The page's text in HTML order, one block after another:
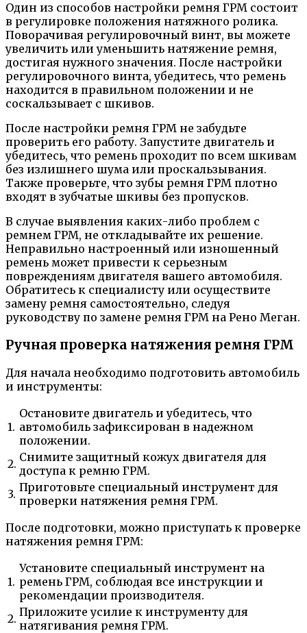
Один из способов настройки ремня ГРМ состоит
в регулировке положения натяжного ролика.
Поворачивая регулировочный винт, вы можете
увеличить или уменьшить натяжение ремня,
достигая нужного значения. После настройки
регулировочного винта, убедитесь, что ремень
находится в правильном положении и не
соскальзывает с шкивов.
После настройки ремня ГРМ не забудьте
проверить его работу. Запустите двигатель и
убедитесь, что ремень проходит по всем шкивам
без излишнего шума или проскальзывания.
Также проверьте, что зубы ремня ГРМ плотно
входят в зубчатые шкивы без пропусков.
В случае выявления каких-либо проблем с
ремнем ГРМ, не откладывайте их решение.
Неправильно настроенный или изношенный
ремень может привести к серьезным
повреждениям двигателя вашего автомобиля.
Обратитесь к специалисту или осуществите
замену ремня самостоятельно, следуя
руководству по замене ремня ГРМ на Рено Меган.
Ручная проверка натяжения ремня ГРМ
Для начала необходимо подготовить автомобиль
и инструменты:
1.
Остановите двигатель и убедитесь, что
автомобиль зафиксирован в надежном
положении.
2. Снимите защитный кожух двигателя для
доступа к ремню ГРМ.
3. Приготовьте специальный инструмент для
проверки натяжения ремня ГРМ.
После подготовки, можно приступать к проверке
натяжения ремня ГРМ:
1.
Установите специальный инструмент на
ремень ГРМ, соблюдая все инструкции и
рекомендации производителя.
2. Приложите усилие к инструменту для
натягивания ремня ГРМ.